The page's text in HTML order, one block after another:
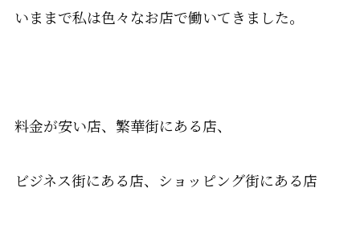
いままで私は色々なお店で働いてきました。
料金が安い店、繁華街にある店、
ビジネス街にある店、ショッピング街にある店